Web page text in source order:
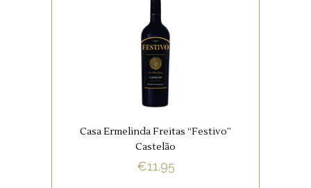
RODE WIJNEN
Intense aroma’s van frambozen,
zwarte bessen, bramen, hout,
vanille, chocolade. Het
met tonen van specerijen en
BUY NOW
Casa Ermelinda Freitas “Festivo”
Castelão
€11.95